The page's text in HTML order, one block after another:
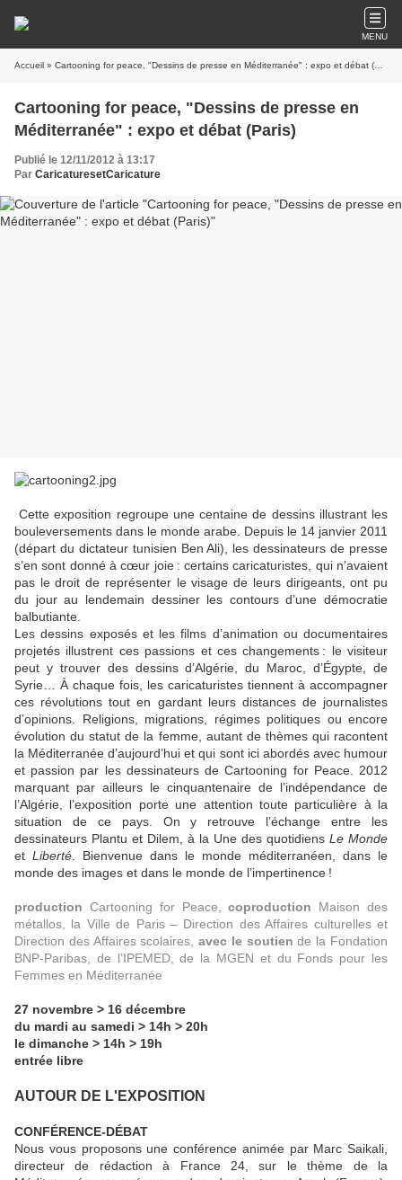
MENU
Accueil » Cartooning for peace, "Dessins de presse en Méditerranée" : expo et débat (Paris)
Cartooning for peace, "Dessins de presse en
Méditerranée" : expo et débat (Paris)
Publié le 12/11/2012 à 13:17
Par CaricaturesetCaricature
Cette exposition regroupe une centaine de dessins illustrant les
bouleversements dans le monde arabe. Depuis le 14 janvier 2011
(départ du dictateur tunisien Ben Ali), les dessinateurs de presse
s’en sont donné à cœur joie : certains caricaturistes, qui n’avaient
pas le droit de représenter le visage de leurs dirigeants, ont pu
du jour au lendemain dessiner les contours d’une démocratie
balbutiante.
Les dessins exposés et les films d’animation ou documentaires
projetés illustrent ces passions et ces changements : le visiteur
peut y trouver des dessins d’Algérie, du Maroc, d’Égypte, de
Syrie… À chaque fois, les caricaturistes tiennent à accompagner
ces révolutions tout en gardant leurs distances de journalistes
d’opinions. Religions, migrations, régimes politiques ou encore
évolution du statut de la femme, autant de thèmes qui racontent
la Méditerranée d’aujourd’hui et qui sont ici abordés avec humour
et passion par les dessinateurs de Cartooning for Peace. 2012
marquant par ailleurs le cinquantenaire de l’indépendance de
l’Algérie, l’exposition porte une attention toute particulière à la
situation de ce pays. On y retrouve l’échange entre les
dessinateurs Plantu et Dilem, à la Une des quotidiens Le Monde
et Liberté . Bienvenue dans le monde méditerranéen, dans le
monde des images et dans le monde de l’impertinence !
production Cartooning for Peace,coproduction Maison des
métallos, la Ville de Paris – Direction des Affaires culturelles et
Direction des Affaires scolaires,avec le soutien de la Fondation
BNP-Paribas, de l’IPEMED, de la MGEN et du Fonds pour les
Femmes en Méditerranée
27 novembre > 16 décembre
du mardi au samedi > 14h > 20h
le dimanche > 14h > 19h
entrée libre
AUTOUR DE L'EXPOSITION
CONFÉRENCE-DÉBAT
Nous vous proposons une conférence animée par Marc Saikali,
directeur de rédaction à France 24, sur le thème de la